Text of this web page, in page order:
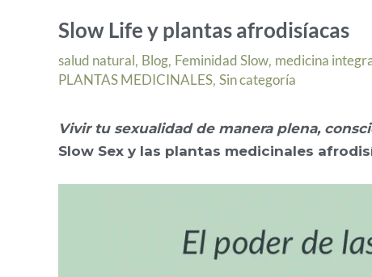
Slow Life y plantas afrodisíacas
salud natural, Blog, Feminidad Slow, medicina
PLANTAS MEDICINALES, Sin categoría
Vivir tu sexualidad de manera plena,
Slow Sex y las plantas medicinales